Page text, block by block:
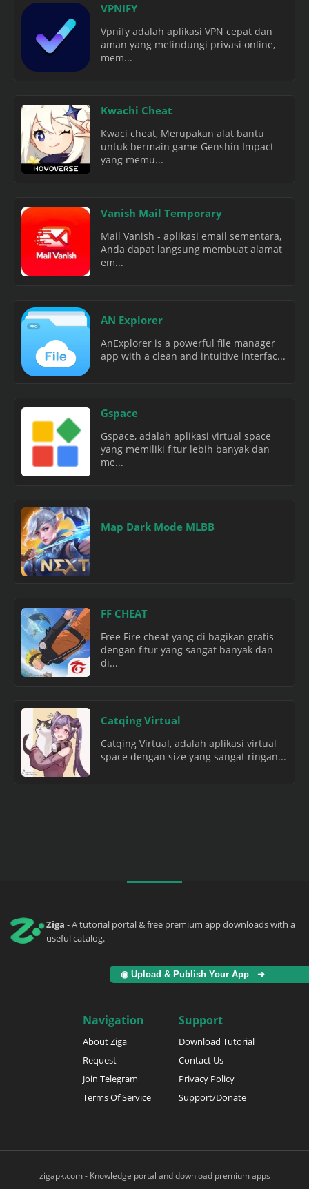
VPNIFY
Vpnify adalah aplikasi VPN cepat dan
aman yang melindungi privasi online,
mem...
Kwachi Cheat
Kwaci cheat, Merupakan alat bantu
untuk bermain game Genshin Impact
yang memu...
Vanish Mail Temporary
Mail Vanish - aplikasi email sementara,
Anda dapat langsung membuat alamat
em...
AN Explorer
AnExplorer is a powerful file manager
app with a clean and intuitive interfac...
Gspace
Gspace, adalah aplikasi virtual space
yang memiliki fitur lebih banyak dan
me...
Map Dark Mode MLBB
-
FF CHEAT
Free Fire cheat yang di bagikan gratis
dengan fitur yang sangat banyak dan
di...
Catqing Virtual
Catqing Virtual, adalah aplikasi virtual
space dengan size yang sangat ringan...
Ziga - A tutorial portal & free premium app downloads with a
useful catalog.
◉ Upload & Publish Your App ➜
Navigation
About Ziga
Request
Join Telegram
Terms Of Service
Support
Download Tutorial
Contact Us
Privacy Policy
Support/Donate
zigapk.com - Knowledge portal and download premium apps